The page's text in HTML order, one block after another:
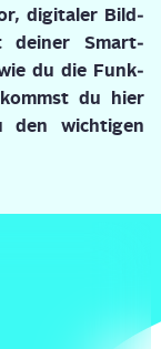
digi­ta­ler Bild­
dei­nerSmart­
du die Funk­
du hier
den wich­ti­gen